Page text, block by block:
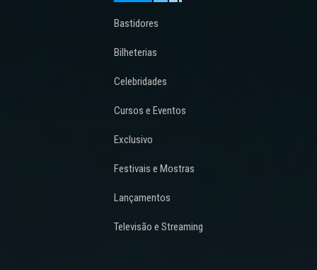
Bastidores
Bilheterias
Celebridades
Cursos e Eventos
Exclusivo
Festivais e Mostras
Lançamentos
Televisão e Streaming